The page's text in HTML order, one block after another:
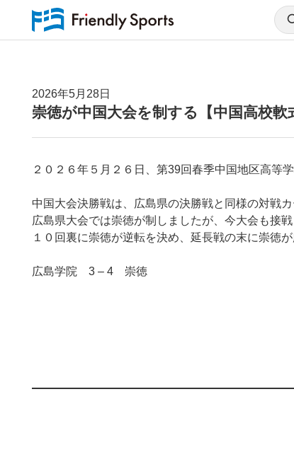
2026年5月28日
崇徳が中国大会を制する【中国高校軟
２０２６年５月２６日、第39回春季中国地区高等
中国大会決勝戦は、広島県の決勝戦と同様の対戦カ
広島県大会では崇徳が制しましたが、今大会も接
１０回裏に崇徳が逆転を決め、延長戦の末に崇徳
広島学院 3 – 4 崇徳